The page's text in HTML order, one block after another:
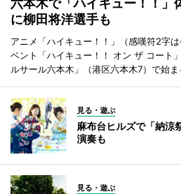
六本木で「ハイキュー！！
に柳田将洋選手も
アニメ「ハイキュー！！」（感嘆符2字
ベント「ハイキュー！！ オン ザ コート
ルサール六本木」（港区六本木7）で始ま
見る・遊ぶ
麻布台ヒルズで「納
演奏も
見る・遊ぶ